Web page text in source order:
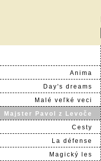
Anima
Day's dreams
Malé veľké veci
Majster Pavol z Levoče
Cesty
La défense
Magický les